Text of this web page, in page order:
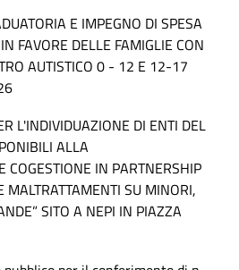
E IMPEGNO DI SPESA
FAVORE DELLE FAMIGLIE CON
AUTISTICO 0 - 12 E 12-17
L'INDIVIDUAZIONE DI ENTI DEL
ALLA
COGESTIONE IN PARTNERSHIP
MALTRATTAMENTI SU MINORI,
SITO A NEPI IN PIAZZA